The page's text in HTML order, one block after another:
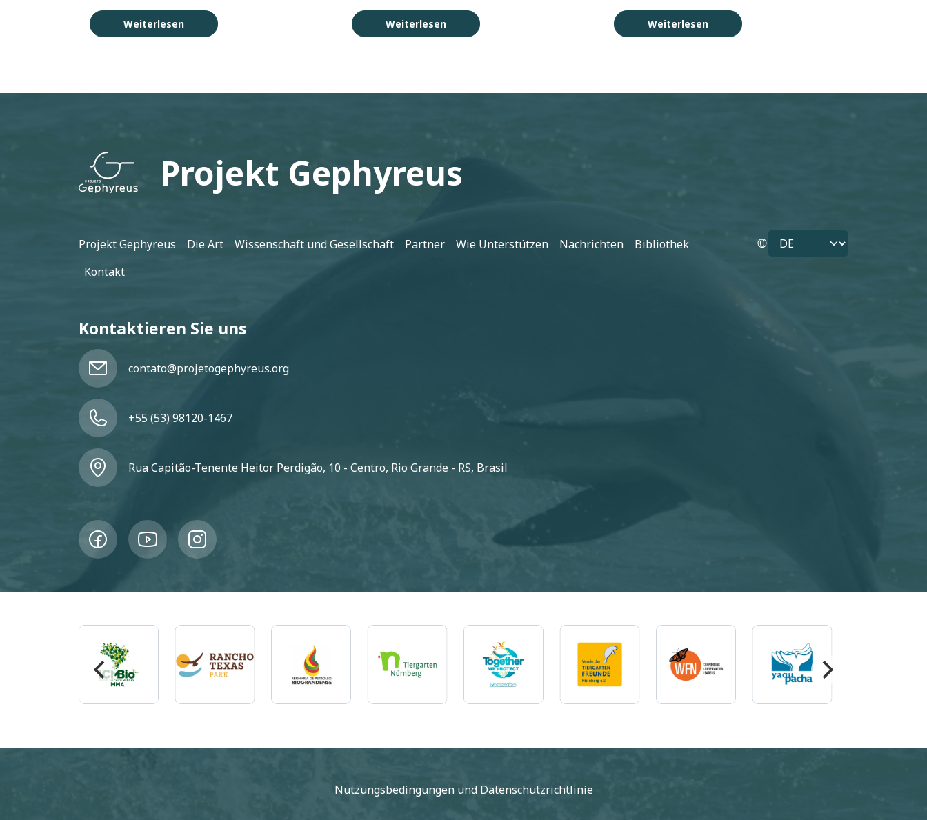
Weiterlesen Weiterlesen Weiterlesen
Projekt Gephyreus
Fußzeile
Projekt Gephyreus Die Art Wissenschaft und Gesellschaft Partner Wie Unterstützen Nachrichten
Bibliothek
Kontakt
Select your language
Kontaktieren Sie uns
contato@projetogephyreus.org
+55 (53) 98120-1467
Rua Capitão-Tenente Heitor Perdigão, 10 - Centro, Rio Grande - RS, Brasil
Nutzungsbedingungenund Datenschutzrichtlinie